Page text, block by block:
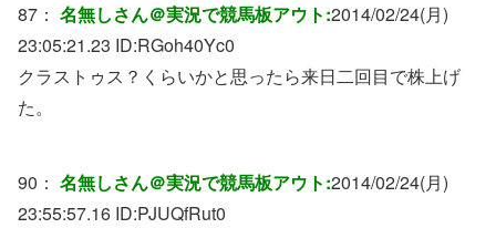
87： 名無しさん＠実況で競馬板アウト:2014/02/24(月)
23:05:21.23 ID:RGoh40Yc0
クラストゥス？くらいかと思ったら来日二回目で株上げ
た。
90： 名無しさん＠実況で競馬板アウト:2014/02/24(月)
23:55:57.16 ID:PJUQfRut0